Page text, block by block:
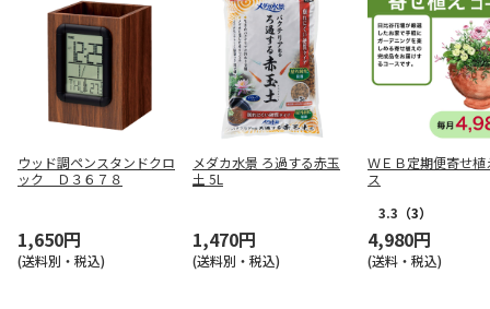
ウッド調ペンスタンドクロ
ック Ｄ３６７８
1,650円
(送料別・税込)
メダカ水景 ろ過する赤玉
土 5L
1,470円
(送料別・税込)
ＷＥＢ定期便寄せ植
ス
3.3 （3）
4,980円
(送料・税込)